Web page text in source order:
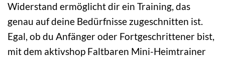
Widerstand ermöglicht dir ein Training, das
genau auf deine Bedürfnisse zugeschnitten ist.
Egal, ob du Anfänger oder Fortgeschrittener bist,
mit dem aktivshop Faltbaren Mini-Heimtrainer